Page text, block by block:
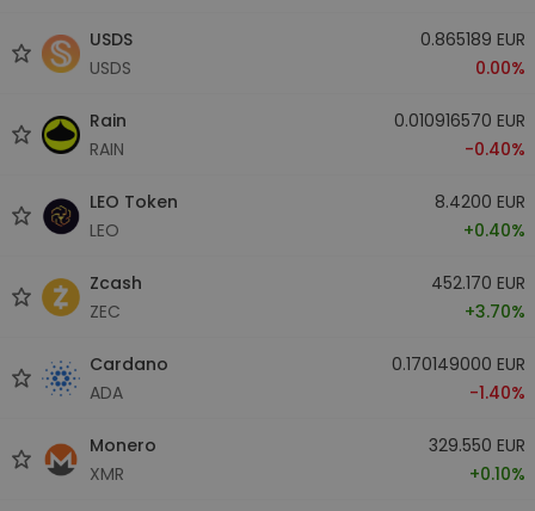
USDS
USDS
0.865189 EUR
0.00%
Rain
RAIN
0.010916570 EUR
-0.40%
LEO Token
LEO
8.4200 EUR
+0.40%
Zcash
ZEC
452.170 EUR
+3.70%
Cardano
ADA
0.170149000 EUR
-1.40%
Monero
XMR
329.550 EUR
+0.10%